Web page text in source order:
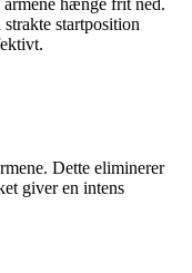
startposition
Dette eliminerer
giver en intens